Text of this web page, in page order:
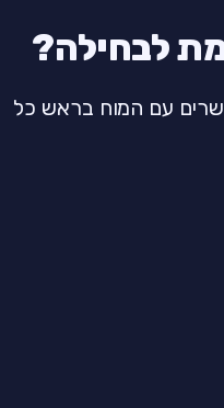
לבחילה?
עם המוח בראש כל